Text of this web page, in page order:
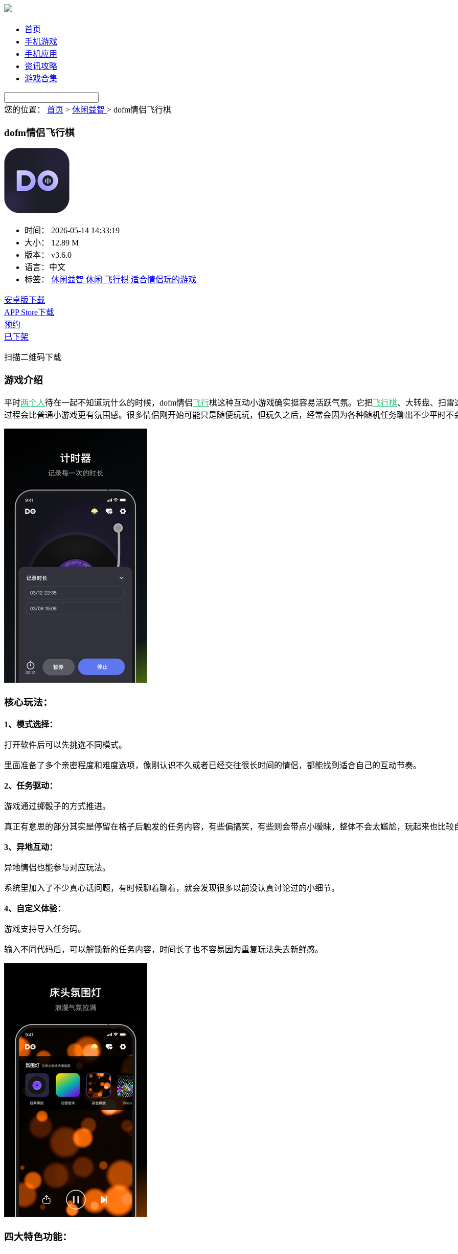
首页
手机游戏
手机应用
资讯攻略
游戏合集
您的位置： 首页 > 休闲益智 > dofm情侣飞行棋
dofm情侣飞行棋
时间：
2026-05-14 14:33:19
大小：
12.89 M
版本：
v3.6.0
语言： 中文
标签：
休闲益智 休闲 飞行棋 适合情侣玩的游戏
安卓版下载
APP Store下载
预约
已下架
扫描二维码下载
游戏介绍
平时两个人待在一起不知道玩什么的时候，dofm情侣飞行棋这种互动小游戏确实挺容易活跃气氛。它把飞行棋、大转盘、扫雷
过程会比普通小游戏更有氛围感。很多情侣刚开始可能只是随便玩玩，但玩久之后，经常会因为各种随机任务聊出不少平时不
核心玩法：
1、模式选择：
打开软件后可以先挑选不同模式。
里面准备了多个亲密程度和难度选项，像刚认识不久或者已经交往很长时间的情侣，都能找到适合自己的互动节奏。
2、任务驱动：
游戏通过掷骰子的方式推进。
真正有意思的部分其实是停留在格子后触发的任务内容，有些偏搞笑，有些则会带点小暧昧，整体不会太尴尬，玩起来也比较
3、异地互动：
异地情侣也能参与对应玩法。
系统里加入了不少真心话问题，有时候聊着聊着，就会发现很多以前没认真讨论过的小细节。
4、自定义体验：
游戏支持导入任务码。
输入不同代码后，可以解锁新的任务内容，时间长了也不容易因为重复玩法失去新鲜感。
四大特色功能：